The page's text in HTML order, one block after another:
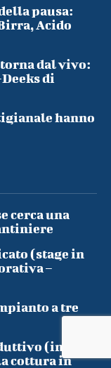
pausa:
Acido
dal vivo:
di
hanno
cerca una
(stage in
–
a tre
(in
cottura in